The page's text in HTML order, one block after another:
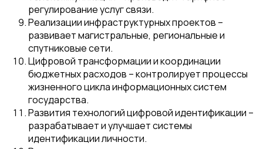
регулирование услуг связи.
Реализации инфраструктурных проектов –
развивает магистральные, региональные и
спутниковые сети.
Цифровой трансформации и координации
бюджетных расходов – контролирует процессы
жизненного цикла информационных систем
государства.
Развития технологий цифровой идентификации –
разрабатывает и улучшает системы
идентификации личности.